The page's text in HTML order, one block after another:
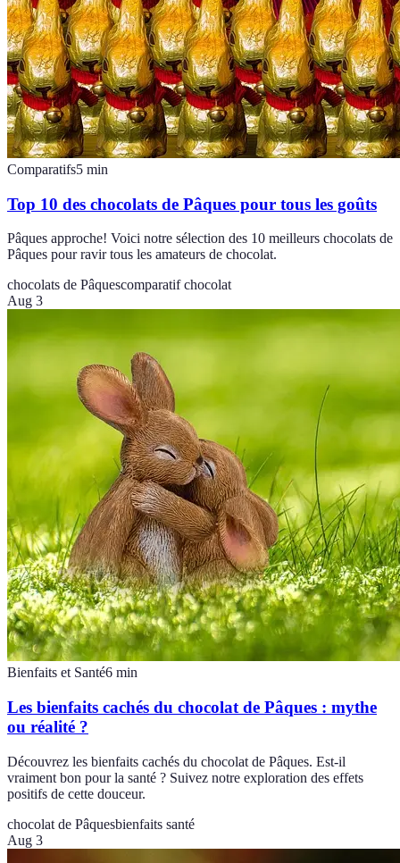
Comparatifs5 min
Top 10 des chocolats de Pâques pour tous les goûts
Pâques approche! Voici notre sélection des 10 meilleurs chocolats de
Pâques pour ravir tous les amateurs de chocolat.
chocolats de Pâquescomparatif chocolat
Aug 3
Bienfaits et Santé6 min
Les bienfaits cachés du chocolat de Pâques : mythe
ou réalité ?
Découvrez les bienfaits cachés du chocolat de Pâques. Est-il
vraiment bon pour la santé ? Suivez notre exploration des effets
positifs de cette douceur.
chocolat de Pâquesbienfaits santé
Aug 3